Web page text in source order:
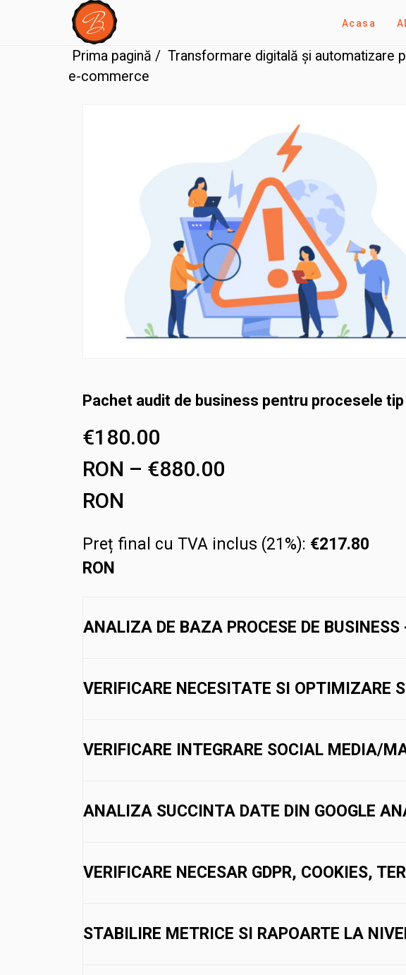
Acasa
Prima pagină / Transformare digitală și automatizare
e-commerce
Pachet audit de business pentru procesele
€180.00
RON – €880.00
RON
de
RON
la
RON
Preț final cu TVA inclus (21%): €217.80
RON
ANALIZA DE BAZA PROCESE DE
VERIFICARE NECESITATE SI OPTIMIZARE
VERIFICARE INTEGRARE SOCIAL MEDIA/
ANALIZA SUCCINTA DATE DIN GOOGLE
VERIFICARE NECESAR GDPR, COOKIES,
STABILIRE METRICE SI RAPOARTE LA